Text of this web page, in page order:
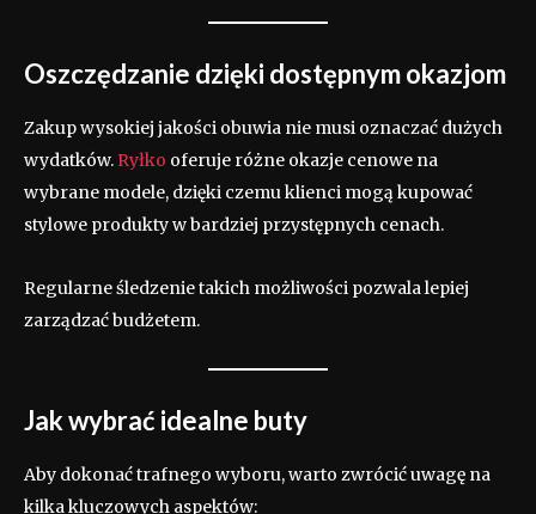
Oszczędzanie dzięki dostępnym okazjom
Zakup wysokiej jakości obuwia nie musi oznaczać dużych
wydatków. Ryłko oferuje różne okazje cenowe na
wybrane modele, dzięki czemu klienci mogą kupować
stylowe produkty w bardziej przystępnych cenach.
Regularne śledzenie takich możliwości pozwala lepiej
zarządzać budżetem.
Jak wybrać idealne buty
Aby dokonać trafnego wyboru, warto zwrócić uwagę na
kilka kluczowych aspektów: